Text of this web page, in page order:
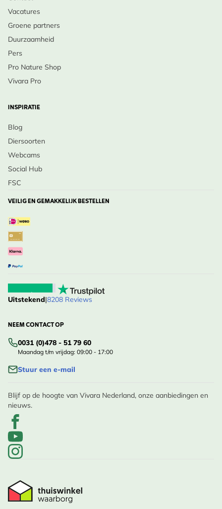
Vacatures
Groene partners
Duurzaamheid
Pers
Pro Nature Shop
Vivara Pro
INSPIRATIE
Blog
Diersoorten
Webcams
Social Hub
FSC
VEILIG EN GEMAKKELIJK BESTELLEN
Uitstekend|8208 Reviews
NEEM CONTACT OP
0031 (0)478 - 51 79 60
Maandag t/m vrijdag: 09:00 - 17:00
Stuur een e-mail
Blijf op de hoogte van Vivara Nederland, onze aanbiedingen en
nieuws.